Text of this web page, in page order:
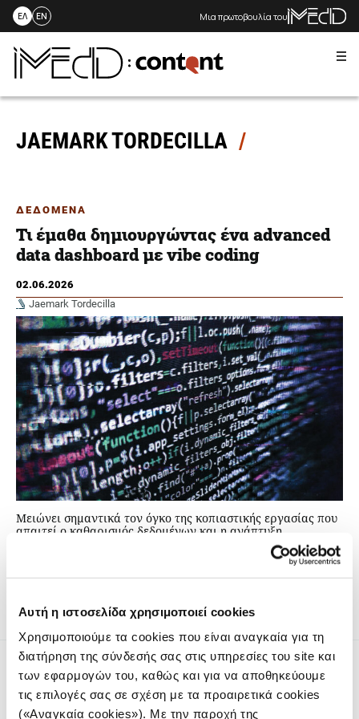
Αυτή η ιστοσελίδα χρησιμοποιεί cookies
Χρησιμοποιούμε τα cookies που είναι αναγκαία για τη
διατήρηση της σύνδεσής σας στις υπηρεσίες του site και
των εφαρμογών του, καθώς και για να αποθηκεύουμε
τις επιλογές σας σε σχέση με τα προαιρετικά cookies
(«Αναγκαία cookies»). Με την παροχή της
Skip
content
ΕΛ EN Μια πρωτοβουλία του
JAEMARK TORDECILLA
ΔΕΔΟΜΕΝΑ
Τι έμαθα δημιουργώντας ένα advanced
data dashboard με vibe coding
02.06.2026
Jaemark Tordecilla
Μειώνει σημαντικά τον όγκο της κοπιαστικής εργασίας που
απαιτεί ο καθαρισμός δεδομένων και η ανάπτυξη
ιστοσελίδων, αλλά το μάτι ενός επιμελητή – και κάποιες
δεξιότητες μηχανικού λογισμικού – παραμένουν απαραίτητα